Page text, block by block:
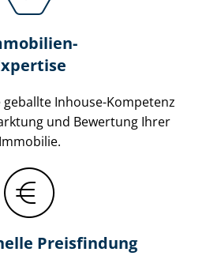
geballte Inhouse-Kompetenz
und Bewertung Ihrer
Immobilie.
Preisfindung